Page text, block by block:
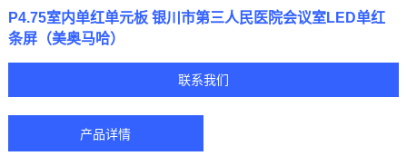
P4.75室内单红单元板 银川市第三人民医院会议室LED单红
条屏（美奥马哈）
联系我们
产品详情